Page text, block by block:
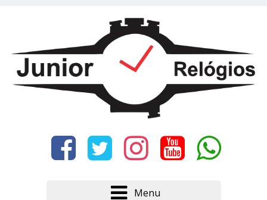
Menu
para lembrar e entender como você usa nosso
site, analisar seu uso de nossos produtos e
serviços, ajudar com nossos esforços de
marketing e fornecer conteúdo de terceiros. Leia
mais emPolítica de Cookies e Privacidade